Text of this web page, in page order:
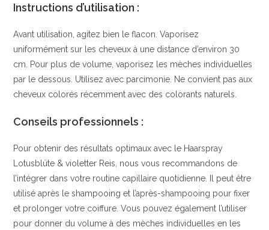
Instructions d’utilisation :
Avant utilisation, agitez bien le flacon. Vaporisez
uniformément sur les cheveux à une distance d’environ 30
cm. Pour plus de volume, vaporisez les mèches individuelles
par le dessous. Utilisez avec parcimonie. Ne convient pas aux
cheveux colorés récemment avec des colorants naturels.
Conseils professionnels :
Pour obtenir des résultats optimaux avec le Haarspray
Lotusblüte & violetter Reis, nous vous recommandons de
l’intégrer dans votre routine capillaire quotidienne. Il peut être
utilisé après le shampooing et l’après-shampooing pour fixer
et prolonger votre coiffure. Vous pouvez également l’utiliser
pour donner du volume à des mèches individuelles en les